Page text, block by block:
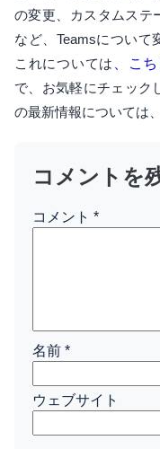
の変更、カスタムステ
など、Teamsについて
これについては 、こ
で、お気軽にチェック
の最新情報については、
コメントを
コメント *
名前 *
ウェブサイト